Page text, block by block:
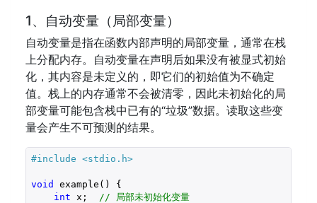
1、自动变量（局部变量）
自动变量是指在函数内部声明的局部变量，通常在栈
上分配内存。自动变量在声明后如果没有被显式初始
化，其内容是未定义的，即它们的初始值为不确定
值。栈上的内存通常不会被清零，因此未初始化的局
部变量可能包含栈中已有的“垃圾”数据。读取这些变
量会产生不可预测的结果。
#include <stdio.h>
void example() {
int x;
// 局部未初始化变量